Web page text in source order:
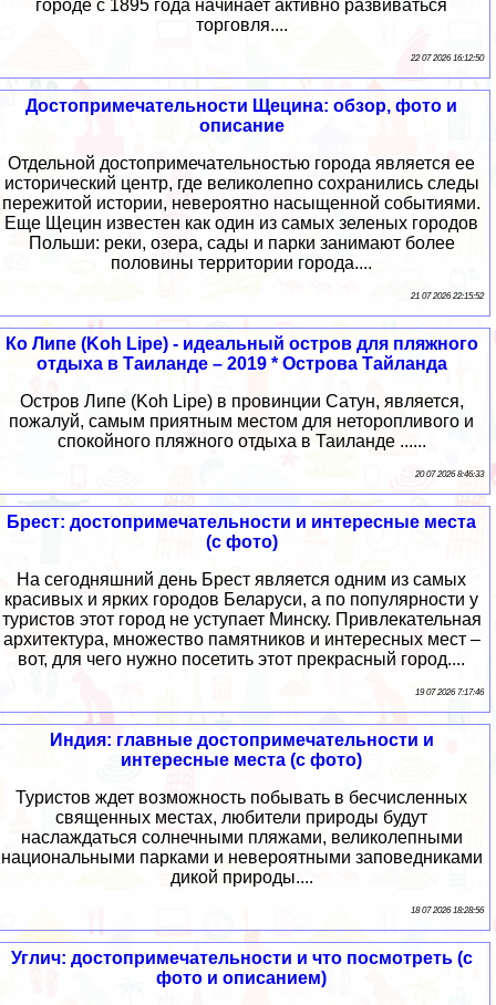
городе с 1895 года начинает активно развиваться
торговля....
22 07 2026 16:12:50
Достопримечательности Щецина: обзор, фото и
описание
Отдельной достопримечательностью города является ее
исторический центр, где великолепно сохранились следы
пережитой истории, невероятно насыщенной событиями.
Еще Щецин известен как один из самых зеленых городов
Польши: реки, озера, сады и парки занимают более
половины территории города....
21 07 2026 22:15:52
Ко Липе (Koh Lipe) - идеальный остров для пляжного
отдыха в Таиланде – 2019 * Острова Тайланда
Остров Липе (Koh Lipe) в провинции Сатун, является,
пожалуй, самым приятным местом для неторопливого и
спокойного пляжного отдыха в Таиланде ......
20 07 2026 8:46:33
Брест: достопримечательности и интересные места
(с фото)
На сегодняшний день Брест является одним из самых
красивых и ярких городов Беларуси, а по популярности у
туристов этот город не уступает Минску. Привлекательная
архитектура, множество памятников и интересных мест –
вот, для чего нужно посетить этот прекрасный город....
19 07 2026 7:17:46
Индия: главные достопримечательности и
интересные места (с фото)
Туристов ждет возможность побывать в бесчисленных
священных местах, любители природы будут
наслаждаться солнечными пляжами, великолепными
национальными парками и невероятными заповедниками
дикой природы....
18 07 2026 18:28:56
Углич: достопримечательности и что посмотреть (с
фото и описанием)